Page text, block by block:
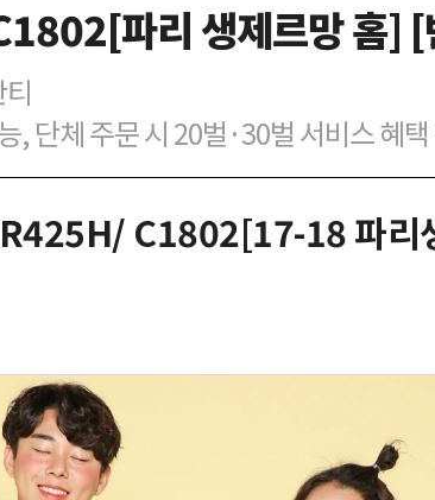
파리 생제르망 홈] [
, 단체 주문 시 20벌·30벌 서비스 혜
C1802[17-18 파리